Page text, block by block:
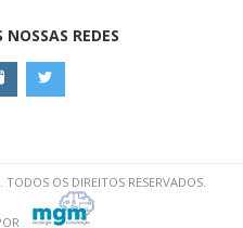
REDES
OS DIREITOS RESERVADOS.